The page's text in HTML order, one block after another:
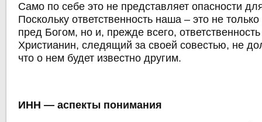
Само по себе это не представляет опасности
Поскольку ответственность наша – это не только
пред Богом, но и, прежде всего,
Христианин, следящий за своей совестью, не
что о нем будет известно другим.
ИНН ― аспекты понимания